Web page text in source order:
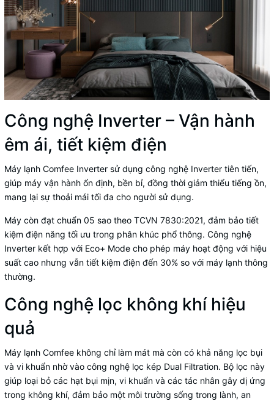
Công nghệ Inverter – Vận hành
êm ái, tiết kiệm điện
Máy lạnh Comfee Inverter sử dụng công nghệ Inverter tiên tiến,
giúp máy vận hành ổn định, bền bỉ, đồng thời giảm thiểu tiếng ồn,
mang lại sự thoải mái tối đa cho người sử dụng.
Máy còn đạt chuẩn 05 sao theo TCVN 7830:2021, đảm bảo tiết
kiệm điện năng tối ưu trong phân khúc phổ thông. Công nghệ
Inverter kết hợp với Eco+ Mode cho phép máy hoạt động với hiệu
suất cao nhưng vẫn tiết kiệm điện đến 30% so với máy lạnh thông
thường.
Công nghệ lọc không khí hiệu
quả
Máy lạnh Comfee không chỉ làm mát mà còn có khả năng lọc bụi
và vi khuẩn nhờ vào công nghệ lọc kép Dual Filtration. Bộ lọc này
giúp loại bỏ các hạt bụi mịn, vi khuẩn và các tác nhân gây dị ứng
trong không khí, đảm bảo một môi trường sống trong lành, an